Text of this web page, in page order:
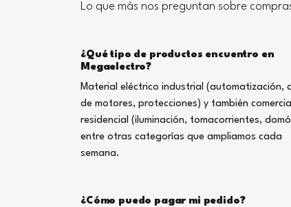
Lo que más nos preguntan sobre
¿Qué tipo de productos encuentro en
Megaelectro?
Material eléctrico industrial (automatización,
de motores, protecciones) y también
residencial (iluminación, tomacorrientes,
entre otras categorías que ampliamos cada
semana.
¿Cómo puedo pagar mi pedido?